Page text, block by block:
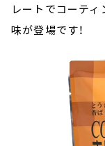
レートでコーティ
味が登場です！